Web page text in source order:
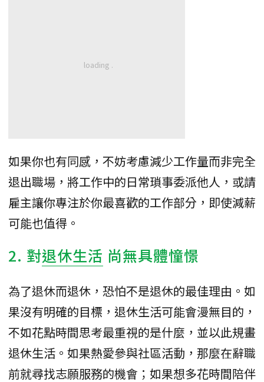
如果你也有同感，不妨考慮減少工作量而非完全
退出職場，將工作中的日常瑣事委派他人，或請
雇主讓你專注於你最喜歡的工作部分，即使減薪
可能也值得。
2. 對退休生活 尚無具體憧憬
為了退休而退休，恐怕不是退休的最佳理由。如
果沒有明確的目標，退休生活可能會漫無目的，
不如花點時間思考最重視的是什麼，並以此規畫
退休生活。如果熱愛參與社區活動，那麼在辭職
前就尋找志願服務的機會；如果想多花時間陪伴